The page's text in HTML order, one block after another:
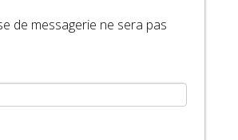
de messagerie ne sera pas